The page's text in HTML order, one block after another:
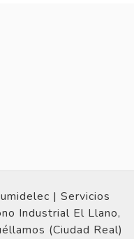
| Servicios
Industrial El Llano,
(Ciudad Real)